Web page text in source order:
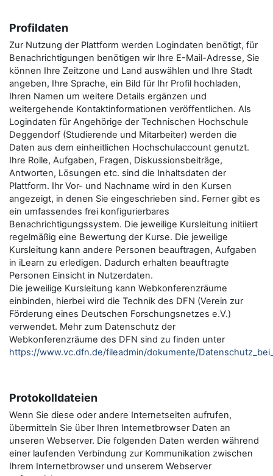
Profildaten
Zur Nutzung der Plattform werden Logindaten benötigt, für
Benachrichtigungen benötigen wir Ihre E-Mail-Adresse, Sie
können Ihre Zeitzone und Land auswählen und Ihre Stadt
angeben, Ihre Sprache, ein Bild für Ihr Profil hochladen,
Ihren Namen um weitere Details ergänzen und
weitergehende Kontaktinformationen veröffentlichen. Als
Logindaten für Angehörige der Technischen Hochschule
Deggendorf (Studierende und Mitarbeiter) werden die
Daten aus dem einheitlichen Hochschulaccount genutzt.
Ihre Rolle, Aufgaben, Fragen, Diskussionsbeiträge,
Antworten, Lösungen etc. sind die Inhaltsdaten der
Plattform. Ihr Vor- und Nachname wird in den Kursen
angezeigt, in denen Sie eingeschrieben sind. Ferner gibt es
ein umfassendes frei konfigurierbares
Benachrichtigungssystem. Die jeweilige Kursleitung initiiert
regelmäßig eine Bewertung der Kurse. Die jeweilige
Kursleitung kann andere Personen beauftragen, Aufgaben
in iLearn zu erledigen. Dadurch erhalten beauftragte
Personen Einsicht in Nutzerdaten.
Die jeweilige Kursleitung kann Webkonferenzräume
einbinden, hierbei wird die Technik des DFN (Verein zur
Förderung eines Deutschen Forschungsnetzes e.V.)
verwendet. Mehr zum Datenschutz der
Webkonferenzräume des DFN sind zu finden unter
https://www.vc.dfn.de/fileadmin/dokumente/
Protokolldateien
Wenn Sie diese oder andere Internetseiten aufrufen,
übermitteln Sie über Ihren Internetbrowser Daten an
unseren Webserver. Die folgenden Daten werden während
einer laufenden Verbindung zur Kommunikation zwischen
Ihrem Internetbrowser und unserem Webserver